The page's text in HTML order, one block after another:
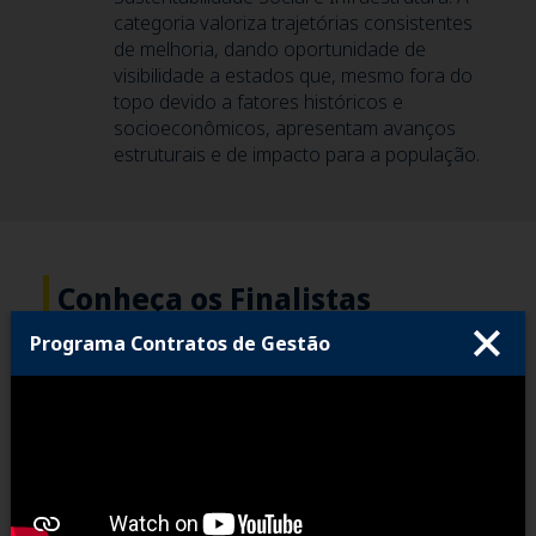
categoria valoriza trajetórias consistentes
de melhoria, dando oportunidade de
visibilidade a estados que, mesmo fora do
topo devido a fatores históricos e
socioeconômicos, apresentam avanços
estruturais e de impacto para a população.
Conheça os Finalistas
Todo ano o CLP classifica seis boas práticas
Competitividade dos Estados. O CLP também produz
Programa Contratos de Gestão